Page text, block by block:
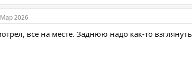
2026
все на месте. Заднюю надо как-то взглянуть